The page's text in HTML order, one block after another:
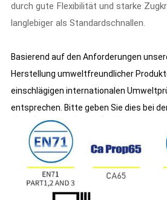
durch gute Flexibilität und starke
langlebiger als Standardschnallen.
Basierend auf den Anforderungen
Herstellung umweltfreundlicher
einschlägigen internationalen
entsprechen. Bitte geben Sie dies bei